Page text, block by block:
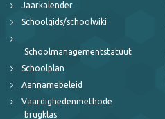
Jaarkalender
Schoolgids/schoolwiki
Schoolmanagementstatuut
Schoolplan
Aannamebeleid
Vaardighedenmethode
brugklas